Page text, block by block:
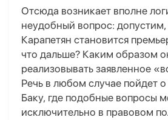
Отсюда возникает вполне
неудобный вопрос:
Карапетян становится
что дальше? Каким образом
реализовывать заявленное
Речь в любом случае пойдет
Баку, где подобные вопросы
исключительно в правовом